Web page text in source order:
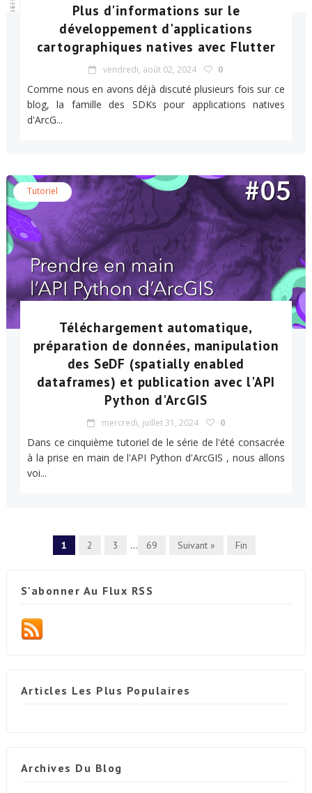
Plus d'informations sur le
développement d'applications
cartographiques natives avec Flutter
vendredi, août 02, 2024 0
Comme nous en avons déjà discuté plusieurs fois sur ce
blog, la famille des SDKs pour applications natives
d'ArcG...
Tutoriel
Téléchargement automatique,
préparation de données, manipulation
des SeDF (spatially enabled
dataframes) et publication avec l'API
Python d'ArcGIS
mercredi, juillet 31, 2024 0
Dans ce cinquième tutoriel de le série de l'été consacrée
à la prise en main de l'API Python d'ArcGIS , nous allons
voi...
1 2 3 ... 69 Suivant » Fin
S'abonner Au Flux RSS
Articles Les Plus Populaires
Archives Du Blog